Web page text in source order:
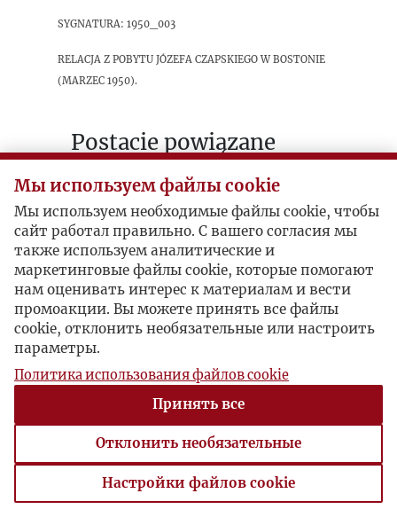
sygnatura: 1950_003
Relacja z pobytu Józefa Czapskiego w Bostonie
(marzec 1950).
Postacie powiązane
Inne:Józef Czapski
Мы используем файлы cookie
Мы используем необходимые файлы cookie, чтобы
сайт работал правильно. С вашего согласия мы
также используем аналитические и
маркетинговые файлы cookie, которые помогают
нам оценивать интерес к материалам и вести
промоакции. Вы можете принять все файлы
cookie, отклонить необязательные или настроить
параметры.
Политика использования файлов cookie
Принять все
Отклонить необязательные
Настройки файлов cookie
Настройки файлов cookie